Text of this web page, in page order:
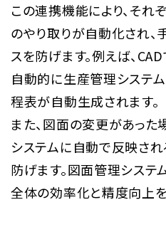
この連携機能により、それ
のやり取りが自動化され
スを防げます。例えば、
自動的に生産管理システ
程表が自動生成されます。
また、図面の変更があった
システムに自動で反映さ
防げます。図面管理システ
全体の効率化と精度向上を